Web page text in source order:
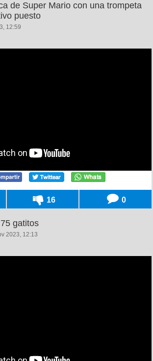
de Super Mario con una trompeta
puesto
12:59
16 0
gatitos
2023, 12:13